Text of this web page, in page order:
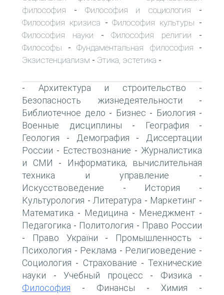
философия - Философия и социология -
Философия кризиса -Философия культуры -
Философия науки -Философия религии -
Философы - Фундаментальная философия -
Экзистенциализм - Этика, эстетика -
- Архитектура и строительство -
Безопасность жизнедеятельности -
Библиотечное дело - Бизнес - Биология -
Военные дисциплины - География -
Геология - Демография -
Диссертации
России - Естествознание - Журналистика
и СМИ -
Информатика, вычислительная
техника и управление -
Искусствоведение - История -
Культурология - Литература - Маркетинг -
Математика - Медицина - Менеджмент -
Педагогика - Политология - Право России
- Право України - Промышленность -
Психология - Реклама - Религиоведение -
Социология - Страхование - Технические
науки - Учебный процесс - Физика -
Философия - Финансы - Химия -